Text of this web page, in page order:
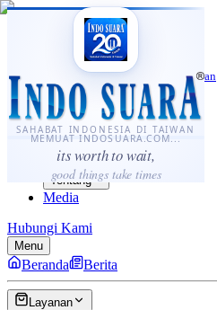
SAHABAT INDONESIA DI TAIWAN
MEMUAT INDOSUARA.COM...
its worth to wait,
good things take times
·...
⌘K
Sahabat Indonesia di Taiwan
Berita
Layanan
Komunitas
Panduan
Tentang
Media
Hubungi Kami
Menu
Beranda Berita
Layanan